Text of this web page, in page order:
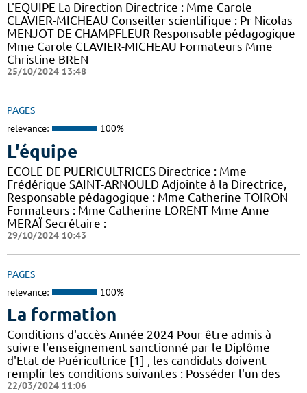
L'EQUIPE La Direction Directrice : Mme Carole
CLAVIER-MICHEAU Conseiller scientifique : Pr Nicolas
MENJOT DE CHAMPFLEUR Responsable pédagogique
Mme Carole CLAVIER-MICHEAU Formateurs Mme
Christine BREN
25/10/2024 13:48
PAGES
relevance: 100%
L'équipe
ECOLE DE PUERICULTRICES Directrice : Mme
Frédérique SAINT-ARNOULD Adjointe à la Directrice,
Responsable pédagogique : Mme Catherine TOIRON
Formateurs : Mme Catherine LORENT Mme Anne
MERAÏ Secrétaire :
29/10/2024 10:43
PAGES
relevance: 100%
La formation
Conditions d'accès Année 2024 Pour être admis à
suivre l'enseignement sanctionné par le Diplôme
d'Etat de Puéricultrice [1] , les candidats doivent
remplir les conditions suivantes : Posséder l'un des
22/03/2024 11:06